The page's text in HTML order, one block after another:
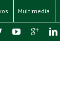
Multimedia